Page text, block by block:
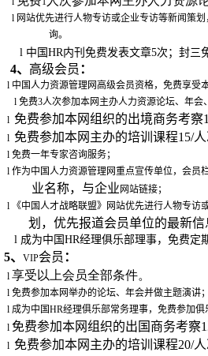
l 网站优先进行人物专访或企业专访等新闻策
询。
l 中国HR内刊免费发表文章5次；封三
4、 高级会员 ：
l 中国人力资源管理网高级会员资格，免费享受
l 免费3人次参加本网主办人力资源论坛、年会
l 免费参加本网组织的出境商务考察1
l 免费参加本网主办的培训课程15/
l 免费一年专家咨询服务；
l 作为中国人力资源管理网重点宣传单位， 会员
业名称，与企业 网站链接；
l
《中国人才战略联盟》网站优先进行人物专访
划，优先报道会员单位的最新信
l 成为中国HR经理俱乐部理事，免费定
5、 VIP会员 ：
l 享受以上会员全部条件。
l 免费参加本网举办的论坛、年会并做主题演讲
l 成为中国HR经理俱乐部常务理事，免费参加俱
l 免费参加本网组织的出国商务考察1
l 免费参加本网主办的培训课程20/